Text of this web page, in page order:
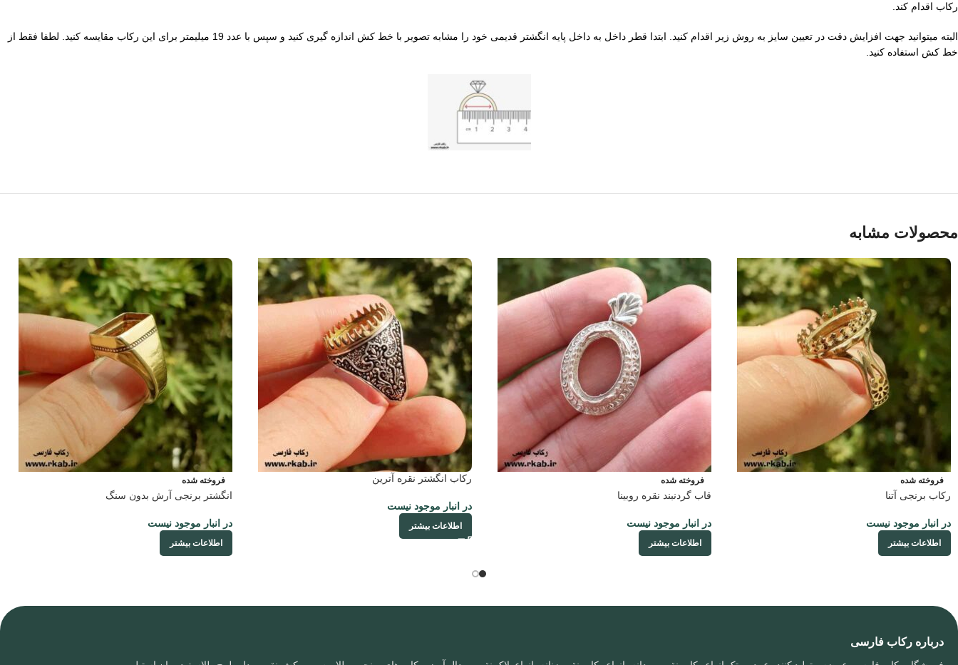
رکاب اقدام کند.
البته میتوانید جهت افزایش دقت در تعیین سایز به روش زیر اقدام کنید. ابتدا قطر داخل به داخل پایه انگشتر قدیمی خود را مشابه تصویر با خط کش اندازه گیری کنید و سپس با عدد 19 میلیمتر برای این رکاب مقایسه کنید. لطفا فقط از
خط کش استفاده کنید.
محصولات مشابه
فروخته شده
رکاب برنجی آتنا
در انبار موجود نیست
اطلاعات بیشتر
فروخته شده
قاب گردنبند نقره روبینا
در انبار موجود نیست
اطلاعات بیشتر
رکاب انگشتر نقره آترین
در انبار موجود نیست
اطلاعات بیشتر
فروخته شده
انگشتر برنجی آرش بدون سنگ
در انبار موجود نیست
اطلاعات بیشتر
درباره رکاب فارسی